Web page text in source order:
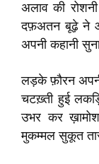
अलाव की
दफ़अतन बूढ़े ने
अपनी कहानी
लड़के फ़ौरन
चटख़्ती हुई
उभर कर
मुकम्मल सुकूत